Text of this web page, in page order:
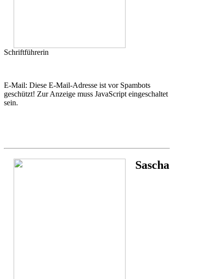
Schriftführerin
E-Mail: Diese E-Mail-Adresse ist vor Spambots
geschützt! Zur Anzeige muss JavaScript eingeschaltet
sein.
Sascha